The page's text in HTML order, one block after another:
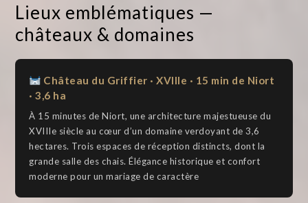
Lieux emblématiques —
châteaux & domaines
Château du Griffier · XVIIIe · 15 min de Niort
· 3,6 ha
À 15 minutes de Niort, une architecture majestueuse du
XVIIIe siècle au cœur d’un domaine verdoyant de 3,6
hectares. Trois espaces de réception distincts, dont la
grande salle des chais. Élégance historique et confort
moderne pour un mariage de caractère